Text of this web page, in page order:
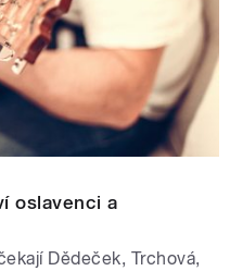
oslavenci a
Dědeček, Trchová,